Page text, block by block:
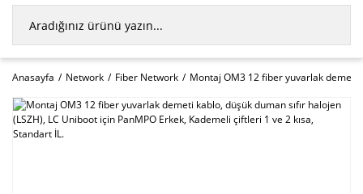
Anasayfa Network Fiber Network Montaj OM3 12 fiber yuvarlak demeti